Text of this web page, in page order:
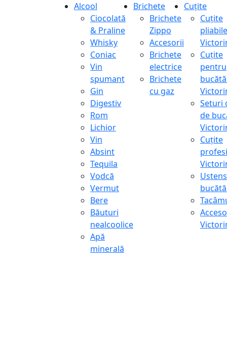
Alcool
Ciocolată
& Praline
Whisky
Coniac
Vin
spumant
Gin
Digestiv
Rom
Lichior
Vin
Absint
Tequila
Vodcă
Vermut
Bere
Băuturi
nealcoolice
Apă
minerală
Brichete
Brichete
Zippo
Accesorii
Brichete
electrice
Brichete
cu gaz
Cuțite
Cuțite
pliabile
Cuțite
pentru
Seturi
de
Cuțite